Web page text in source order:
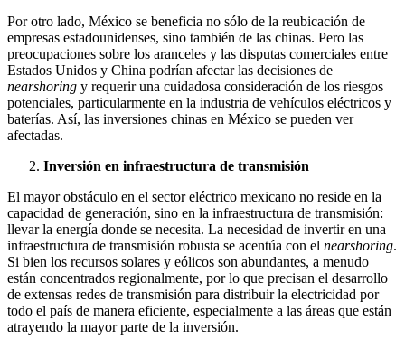
Por otro lado, México se beneficia no sólo de la reubicación de
empresas estadounidenses, sino también de las chinas. Pero las
preocupaciones sobre los aranceles y las disputas comerciales entre
Estados Unidos y China podrían afectar las decisiones de
nearshoring y requerir una cuidadosa consideración de los riesgos
potenciales, particularmente en la industria de vehículos eléctricos y
baterías. Así, las inversiones chinas en México se pueden ver
afectadas.
Inversión en infraestructura de transmisión
El mayor obstáculo en el sector eléctrico mexicano no reside en la
capacidad de generación, sino en la infraestructura de transmisión:
llevar la energía donde se necesita. La necesidad de invertir en una
infraestructura de transmisión robusta se acentúa con el nearshoring.
Si bien los recursos solares y eólicos son abundantes, a menudo
están concentrados regionalmente, por lo que precisan el desarrollo
de extensas redes de transmisión para distribuir la electricidad por
todo el país de manera eficiente, especialmente a las áreas que están
atrayendo la mayor parte de la inversión.